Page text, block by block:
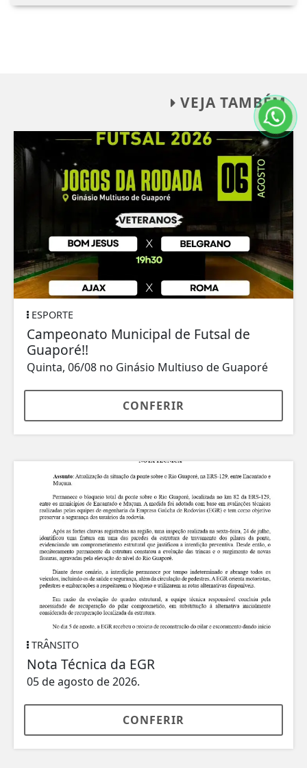
VEJA TAMBÉM
ESPORTE
Campeonato Municipal de Futsal de
Guaporé!!
Quinta, 06/08 no Ginásio Multiuso de Guaporé
CONFERIR
TRÂNSITO
Nota Técnica da EGR
05 de agosto de 2026.
CONFERIR